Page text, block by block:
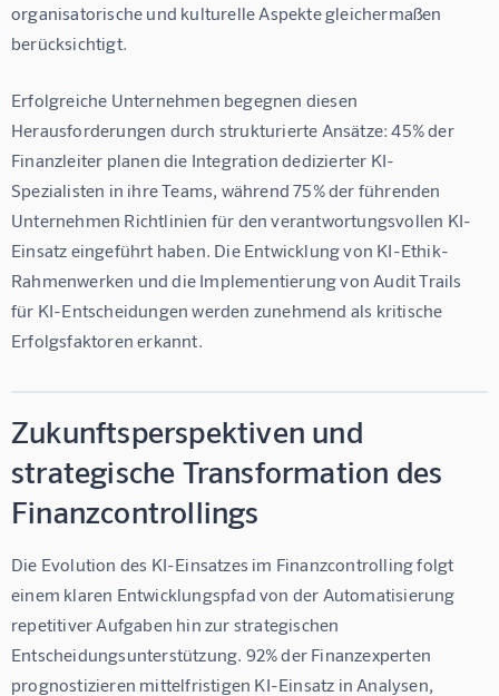
organisatorische und kulturelle Aspekte gleichermaßen
berücksichtigt.
Erfolgreiche Unternehmen begegnen diesen
Herausforderungen durch strukturierte Ansätze: 45% der
Finanzleiter planen die Integration dedizierter KI-
Spezialisten in ihre Teams, während 75% der führenden
Unternehmen Richtlinien für den verantwortungsvollen KI-
Einsatz eingeführt haben. Die Entwicklung von KI-Ethik-
Rahmenwerken und die Implementierung von Audit Trails
für KI-Entscheidungen werden zunehmend als kritische
Erfolgsfaktoren erkannt.
Zukunftsperspektiven und
strategische Transformation des
Finanzcontrollings
Die Evolution des KI-Einsatzes im Finanzcontrolling folgt
einem klaren Entwicklungspfad von der Automatisierung
repetitiver Aufgaben hin zur strategischen
Entscheidungsunterstützung. 92% der Finanzexperten
prognostizieren mittelfristigen KI-Einsatz in Analysen,